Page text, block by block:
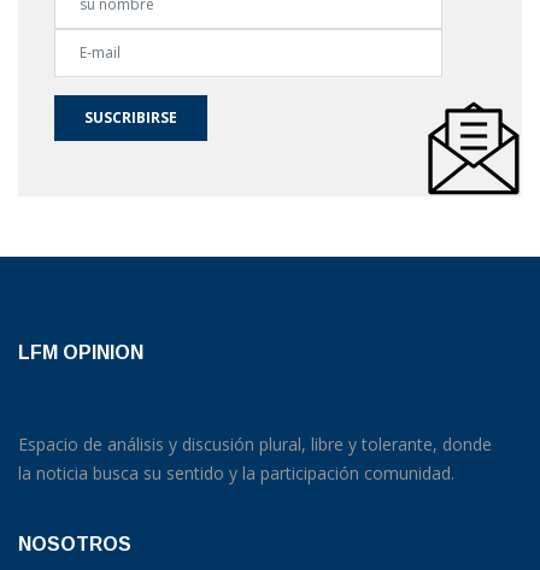
SUSCRIBIRSE
LFM OPINION
Espacio de análisis y discusión plural, libre y tolerante, donde
la noticia busca su sentido y la participación comunidad.
NOSOTROS